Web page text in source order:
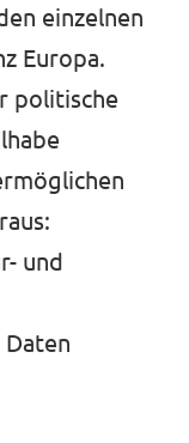
einzelnen
Europa.
politische
und